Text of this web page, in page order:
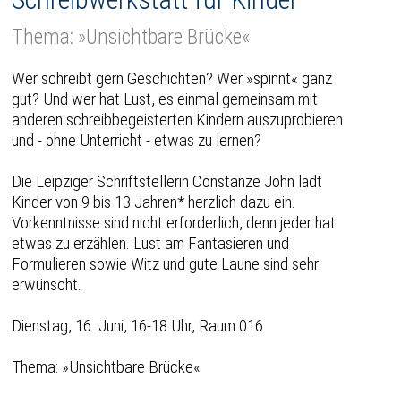
Thema: »Unsichtbare Brücke«
Wer schreibt gern Geschichten? Wer »spinnt« ganz
gut? Und wer hat Lust, es einmal gemeinsam mit
anderen schreibbegeisterten Kindern auszuprobieren
und - ohne Unterricht - etwas zu lernen?
Die Leipziger Schriftstellerin Constanze John lädt
Kinder von 9 bis 13 Jahren* herzlich dazu ein.
Vorkenntnisse sind nicht erforderlich, denn jeder hat
etwas zu erzählen. Lust am Fantasieren und
Formulieren sowie Witz und gute Laune sind sehr
erwünscht.
Dienstag, 16. Juni, 16-18 Uhr, Raum 016
Thema: »Unsichtbare Brücke«